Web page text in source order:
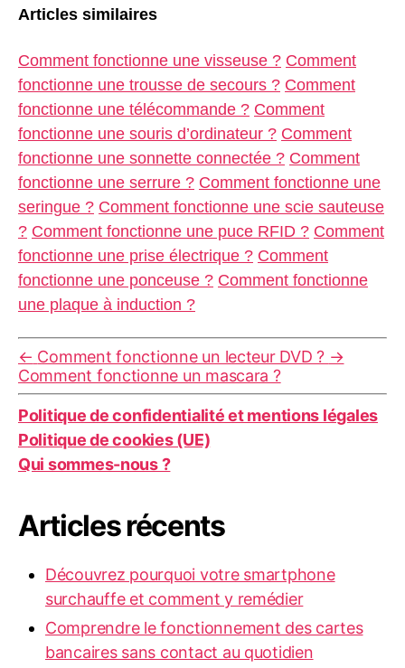
Articles similaires
Comment fonctionne une visseuse ? Comment
fonctionne une trousse de secours ? Comment
fonctionne une télécommande ? Comment
fonctionne une souris d’ordinateur ? Comment
fonctionne une sonnette connectée ? Comment
fonctionne une serrure ? Comment fonctionne une
seringue ? Comment fonctionne une scie sauteuse
? Comment fonctionne une puce RFID ? Comment
fonctionne une prise électrique ? Comment
fonctionne une ponceuse ? Comment fonctionne
une plaque à induction ?
← Comment fonctionne un lecteur DVD ? →
Comment fonctionne un mascara ?
Politique de confidentialité et mentions légales
Politique de cookies (UE)
Qui sommes-nous ?
Articles récents
Découvrez pourquoi votre smartphone
surchauffe et comment y remédier
Comprendre le fonctionnement des cartes
bancaires sans contact au quotidien